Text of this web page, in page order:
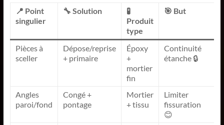
📍 Point
singulier
🔧 Solution
🧪
Produit
type
🎯 But
Pièces à
sceller
Dépose/reprise
+ primaire
Époxy
+
mortier
fin
Continuité
étanche 🔒
Angles
paroi/fond
Congé +
pontage
Mortier
+ tissu
Limiter
fissuration
😊